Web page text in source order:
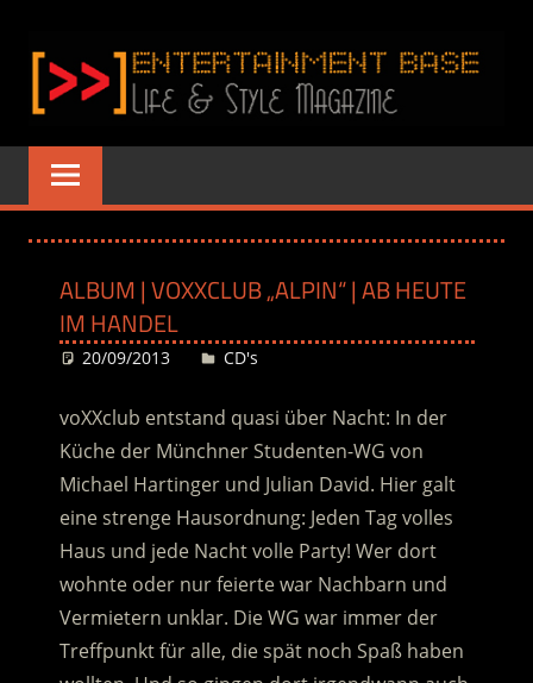
Inhalt
springen
BASE
–
LIFE
STYLE
MAGAZINE
www.entertainment-
Base.de
ALBUM | VOXXCLUB „ALPIN“ | AB HEUTE
IM HANDEL
20/09/2013 Desiree
CD's
voXXclub entstand quasi über Nacht: In der
Küche der Münchner Studenten-WG von
Michael Hartinger und Julian David. Hier galt
eine strenge Hausordnung: Jeden Tag volles
Haus und jede Nacht volle Party! Wer dort
wohnte oder nur feierte war Nachbarn und
Vermietern unklar. Die WG war immer der
Treffpunkt für alle, die spät noch Spaß haben